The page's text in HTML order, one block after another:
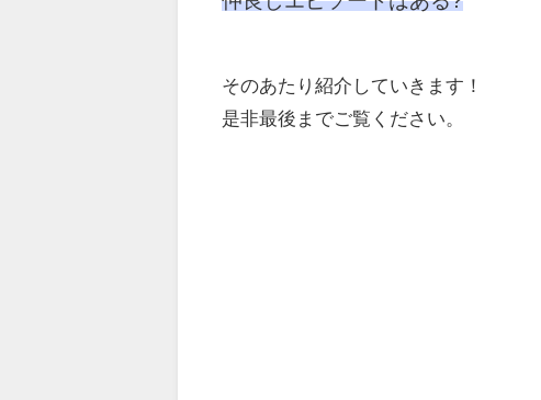
そのあたり紹介していきます！
是非最後までご覧ください。